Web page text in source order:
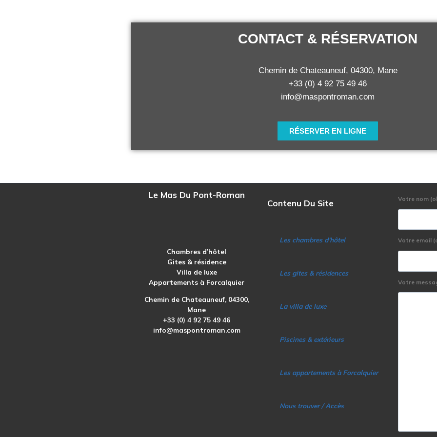
CONTACT & RÉSERVATION
Chemin de Chateauneuf, 04300, Mane
+33 (0) 4 92 75 49 46
info@maspontroman.com
RÉSERVER EN LIGNE
Le Mas Du Pont-Roman
Chambres d’hôtel
Gites & résidence
Villa de luxe
Appartements à Forcalquier
Chemin de Chateauneuf, 04300,
Mane
+33 (0) 4 92 75 49 46
info@maspontroman.com
Contenu Du Site
Les chambres d’hôtel
Les gites & résidences
La villa de luxe
Piscines & extérieurs
Les appartements à Forcalquier
Nous trouver / Accès
Votre nom
Votre email
Votre